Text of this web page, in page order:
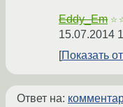
Eddy_Em
15.07.2014
Показать
Ответ на: